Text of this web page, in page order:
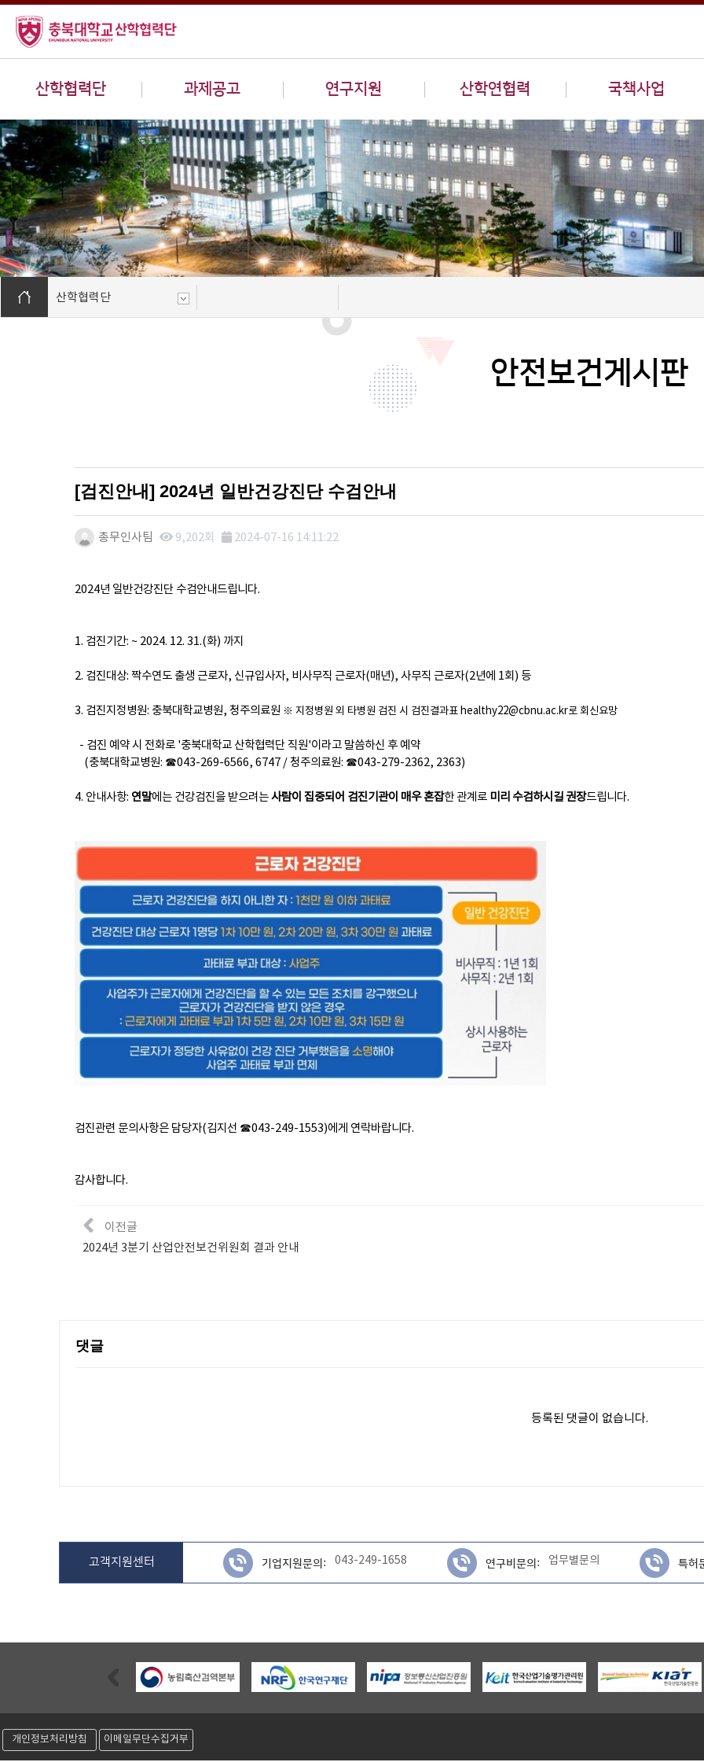
산학협력단 과제공고 연구지원 산학연협력 국책사업
산학협력단
안전보건게시판
[검진안내] 2024년 일반건강진단 수검안내
총무인사팀 9,202회 2024-07-16 14:11:22
2024년 일반건강진단 수검안내드립니다.
1. 검진기간: ~ 2024. 12. 31.(화) 까지
2. 검진대상: 짝수연도 출생 근로자, 신규입사자, 비사무직 근로자(매년), 사무직 근로자(2년에 1회) 등
3. 검진지정병원: 충북대학교병원, 청주의료원 ※ 지정병원 외 타병원 검진 시 검진결과표 healthy22@cbnu.ac.kr로 회신요망
- 검진 예약 시 전화로 '충북대학교 산학협력단 직원'이라고 말씀하신 후 예약
(충북대학교병원: ☎043-269-6566, 6747 / 청주의료원: ☎043-279-2362, 2363)
4. 안내사항: 연말에는 건강검진을 받으려는사람이 집중되어 검진기관이 매우 혼잡한 관계로 미리 수검하시길 권장드립니다.
검진관련 문의사항은 담당자(김지선 ☎043-249-1553)에게 연락바랍니다.
감사합니다.
이전글
2024년 3분기 산업안전보건위원회 결과 안내
댓글
등록된 댓글이 없습니다.
고객지원센터 기업지원문의: 043-249-1658 연구비문의: 업무별문의 특허
Previous
개인정보처리방침 이메일무단수집거부